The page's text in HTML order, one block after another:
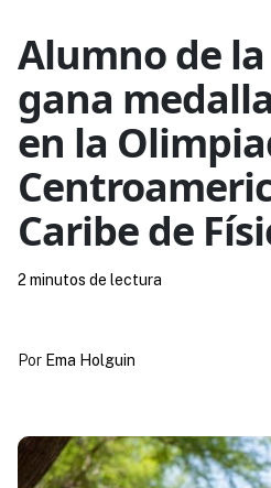
Alumno de la
gana
en la
Caribe de
Por Ema Holguin
2 minutos de lectura